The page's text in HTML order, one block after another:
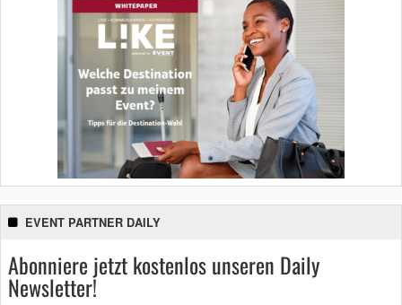
EVENT PARTNER DAILY
Abonniere jetzt kostenlos unseren Daily
Newsletter!